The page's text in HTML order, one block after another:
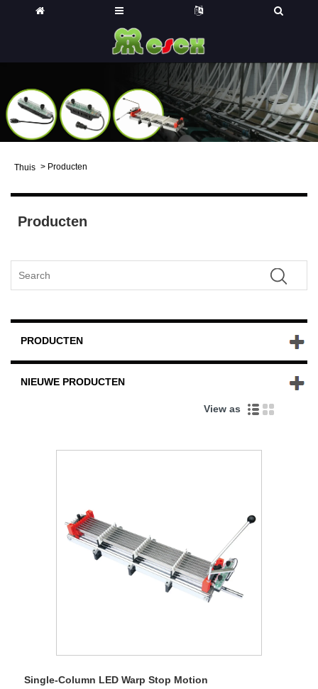
Thuis > Producten
Producten
PRODUCTEN
NIEUWE PRODUCTEN
View as
Single-Column LED Warp Stop Motion